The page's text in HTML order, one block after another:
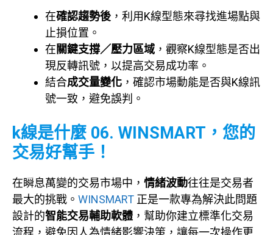
在確認趨勢後 ，利用K線型態來尋找進場點與
止損位置。
在關鍵支撐／壓力區域 ，觀察K線型態是否出
現反轉訊號，以提高交易成功率。
結合成交量變化 ，確認市場動能是否與K線訊
號一致，避免誤判。
k線是什麼 06. WINSMART，您的
交易好幫手！
在瞬息萬變的交易市場中， 情緒波動往往是交易者
最大的挑戰。 WINSMART 正是一款專為解決此問題
設計的智能交易輔助軟體 ，幫助你建立標準化交易